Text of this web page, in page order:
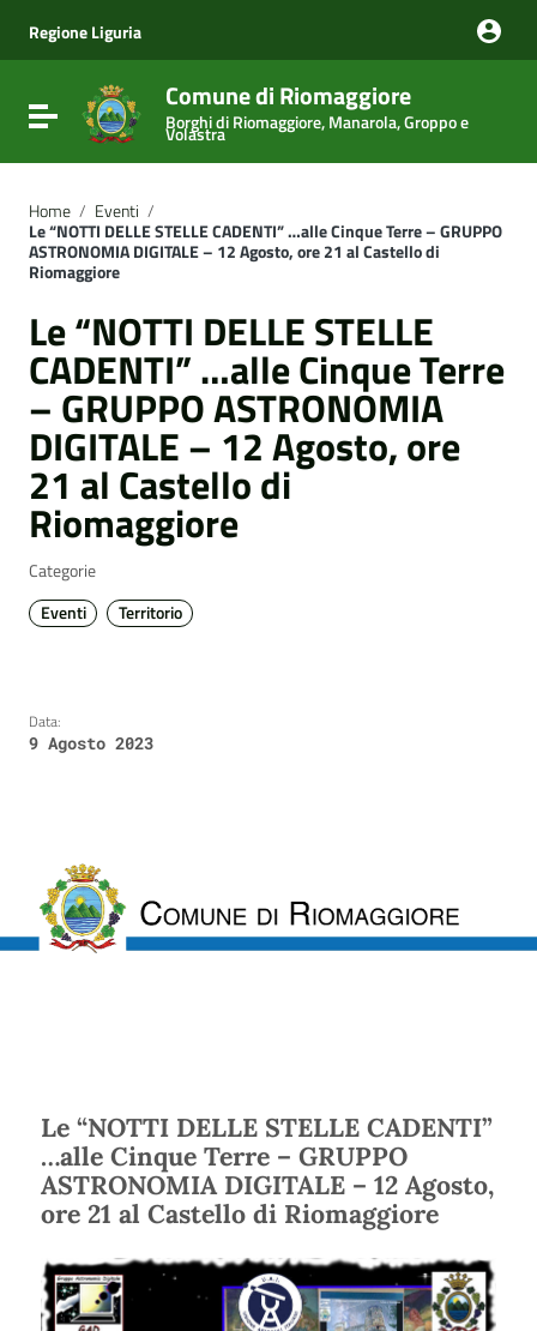
Vai al menu di navigazione
Vai al footer
Regione Liguria
Attiva / disattiva la navigazione
Comune di Riomaggiore
Borghi di Riomaggiore, Manarola, Groppo e
Volastra
Home / Eventi /
Le “NOTTI DELLE STELLE CADENTI” …alle Cinque Terre – GRUPPO
ASTRONOMIA DIGITALE – 12 Agosto, ore 21 al Castello di
Riomaggiore
Le “NOTTI DELLE STELLE
CADENTI” …alle Cinque Terre
– GRUPPO ASTRONOMIA
DIGITALE – 12 Agosto, ore
21 al Castello di
Riomaggiore
Categorie
Eventi
Territorio
Data:
9 Agosto 2023
Le “NOTTI DELLE STELLE CADENTI”
…alle Cinque Terre – GRUPPO
ASTRONOMIA DIGITALE – 12 Agosto,
ore 21 al Castello di Riomaggiore